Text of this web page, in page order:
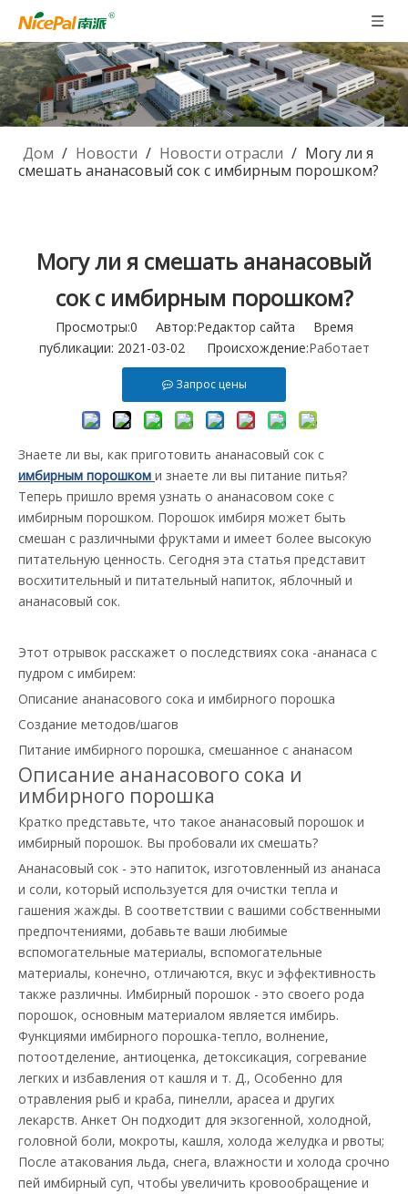
Дом / Новости / Новости отрасли / Могу ли я
смешать ананасовый сок с имбирным порошком?
Могу ли я смешать ананасовый
сок с имбирным порошком?
Просмотры:0 Автор:Pедактор сайта Время
публикации: 2021-03-02 Происхождение:Работает
Запрос цены
Знаете ли вы, как приготовить ананасовый сок с
имбирным порошком и знаете ли вы питание питья?
Теперь пришло время узнать о ананасовом соке с
имбирным порошком. Порошок имбиря может быть
смешан с различными фруктами и имеет более высокую
питательную ценность. Сегодня эта статья представит
восхитительный и питательный напиток, яблочный и
ананасовый сок.
Этот отрывок расскажет о последствиях сока -ананаса с
пудром с имбирем:
Описание ананасового сока и имбирного порошка
Создание методов/шагов
Питание имбирного порошка, смешанное с ананасом
Описание ананасового сока и
имбирного порошка
Кратко представьте, что такое ананасовый порошок и
имбирный порошок. Вы пробовали их смешать?
Ананасовый сок - это напиток, изготовленный из ананаса
и соли, который используется для очистки тепла и
гашения жажды. В соответствии с вашими собственными
предпочтениями, добавьте ваши любимые
вспомогательные материалы, вспомогательные
материалы, конечно, отличаются, вкус и эффективность
также различны. Имбирный порошок - это своего рода
порошок, основным материалом является имбирь.
Функциями имбирного порошка-тепло, волнение,
потоотделение, антиоценка, детоксикация, согревание
легких и избавления от кашля и т. Д., Особенно для
отравления рыб и краба, пинелли, арасеа и других
лекарств. Анкет Он подходит для экзогенной, холодной,
головной боли, мокроты, кашля, холода желудка и рвоты;
После атакования льда, снега, влажности и холода срочно
пей имбирный суп, чтобы увеличить кровообращение и